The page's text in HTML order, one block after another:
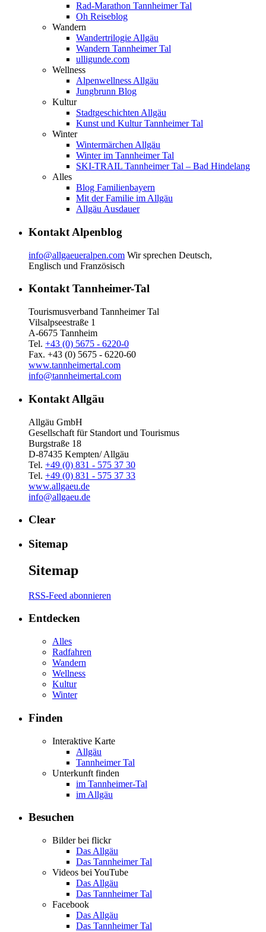
Rad-Marathon Tannheimer Tal
Oh Reiseblog
Wandern
Wandertrilogie Allgäu
Wandern Tannheimer Tal
ulligunde.com
Wellness
Alpenwellness Allgäu
Jungbrunn Blog
Kultur
Stadtgeschichten Allgäu
Kunst und Kultur Tannheimer Tal
Winter
Wintermärchen Allgäu
Winter im Tannheimer Tal
SKI-TRAIL Tannheimer Tal – Bad Hindelang
Alles
Blog Familienbayern
Mit der Familie im Allgäu
Allgäu Ausdauer
Kontakt Alpenblog
info@allgaeueralpen.com Wir sprechen Deutsch,
Englisch und Französisch
Kontakt Tannheimer-Tal
Tourismusverband Tannheimer Tal
Vilsalpseestraße 1
A-6675 Tannheim
Tel. +43 (0) 5675 - 6220-0
Fax. +43 (0) 5675 - 6220-60
www.tannheimertal.com
info@tannheimertal.com
Kontakt Allgäu
Allgäu GmbH
Gesellschaft für Standort und Tourismus
Burgstraße 18
D-87435 Kempten/ Allgäu
Tel. +49 (0) 831 - 575 37 30
Tel. +49 (0) 831 - 575 37 33
www.allgaeu.de
info@allgaeu.de
Clear
Sitemap
Sitemap
RSS-Feed abonnieren
Entdecken
Alles
Radfahren
Wandern
Wellness
Kultur
Winter
Finden
Interaktive Karte
Allgäu
Tannheimer Tal
Unterkunft finden
im Tannheimer-Tal
im Allgäu
Besuchen
Bilder bei flickr
Das Allgäu
Das Tannheimer Tal
Videos bei YouTube
Das Allgäu
Das Tannheimer Tal
Facebook
Das Allgäu
Das Tannheimer Tal